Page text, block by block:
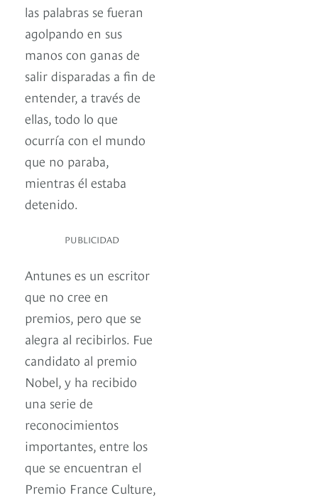
las palabras se fueran
agolpando en sus
manos con ganas de
salir disparadas a fin de
entender, a través de
ellas, todo lo que
ocurría con el mundo
que no paraba,
mientras él estaba
detenido.
PUBLICIDAD
Antunes es un escritor
que no cree en
premios, pero que se
alegra al recibirlos. Fue
candidato al premio
Nobel, y ha recibido
una serie de
reconocimientos
importantes, entre los
que se encuentran el
Premio France Culture,